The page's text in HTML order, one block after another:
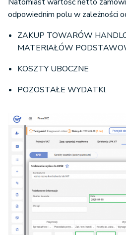
odpowiednim polu w zależności
ZAKUP TOWARÓW
MATERIAŁÓW
KOSZTY UBOCZNE
POZOSTAŁE WYDATKI.